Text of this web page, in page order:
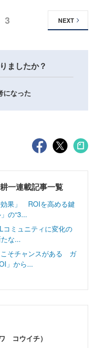
3 NEXT
ましたか？
になった
一連載記事一覧
果」 ROIを高める鍵
の“3...
コミュニティに変化の
な...
こそチャンスがある ガ
」から...
コウイチ）